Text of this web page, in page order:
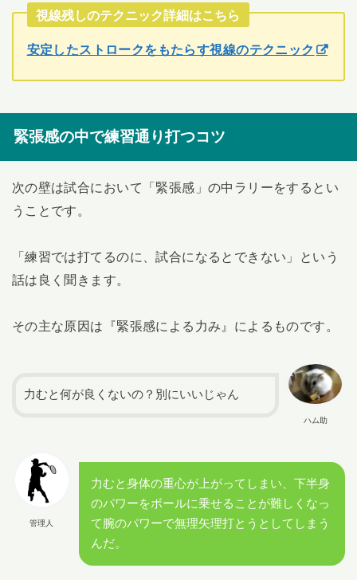
視線残しのテクニック詳細はこちら
安定したストロークをもたらす視線のテクニック
緊張感の中で練習通り打つコツ
次の壁は試合において「緊張感」の中ラリーをするとい
うことです。
「練習では打てるのに、試合になるとできない」という
話は良く聞きます。
その主な原因は『緊張感による力み』によるものです。
ハム助
力むと何が良くないの？別にいいじゃん
管理人
力むと身体の重心が上がってしまい、下半身
のパワーをボールに乗せることが難しくなっ
て腕のパワーで無理矢理打とうとしてしまう
んだ。